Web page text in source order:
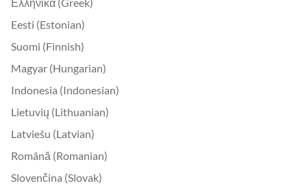
Eesti (Estonian)
Suomi (Finnish)
Magyar (Hungarian)
Indonesia (Indonesian)
Lietuvių (Lithuanian)
Latviešu (Latvian)
Română (Romanian)
Slovenčina (Slovak)